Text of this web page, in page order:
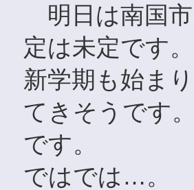
明日は南国
定は未定です。
新学期も始ま
てきそうです
です。
ではでは…。